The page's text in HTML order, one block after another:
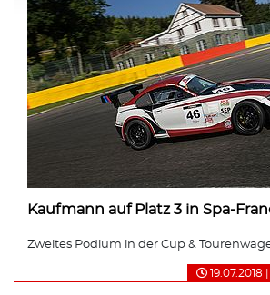
Kaufmann auf Platz 3 in Spa-
Zweites Podium in der Cup &
19.07.2018